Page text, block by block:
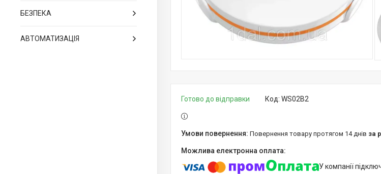
БЕЗПЕКА
АВТОМАТИЗАЦІЯ
Готово до відправки Код: WS02B2
повернення товару протягом 14 днів за
У компанії